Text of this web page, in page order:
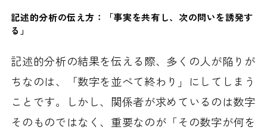
記述的分析の伝え方：「事実を共有し、次の問いを誘発す
る」
記述的分析の結果を伝える際、多くの人が陥りが
ちなのは、「数字を並べて終わり」にしてしまう
ことです。しかし、関係者が求めているのは数字
そのものではなく、重要なのが「その数字が何を